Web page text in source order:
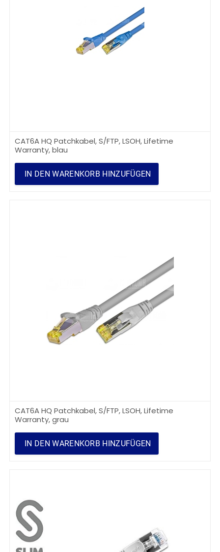
CAT6A HQ Patchkabel, S/FTP, LSOH, Lifetime
Warranty, blau
IN DEN WARENKORB HINZUFÜGEN
CAT6A HQ Patchkabel, S/FTP, LSOH, Lifetime
Warranty, grau
IN DEN WARENKORB HINZUFÜGEN